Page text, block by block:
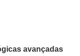
avançadas